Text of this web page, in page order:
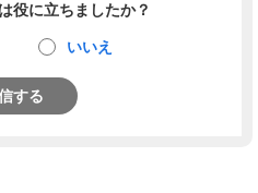
役に立ちましたか？
いいえ
する